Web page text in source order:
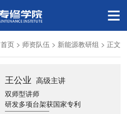
首页> 师资队伍 > 新能源教研组 > 正文
王公业 高级主讲
双师型讲师
研发多项台架获国家专利